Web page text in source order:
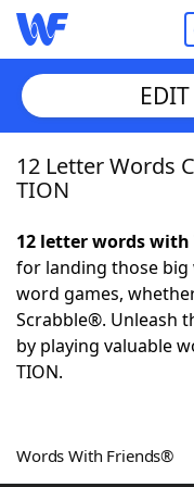
Home
NYT Crossplay
Scrabble
Word Games
12 Letter Words
TION
12 letter words with
for landing those
word games,
Scrabble®. Unleash
by playing valuable
TION.
Words With Friends®